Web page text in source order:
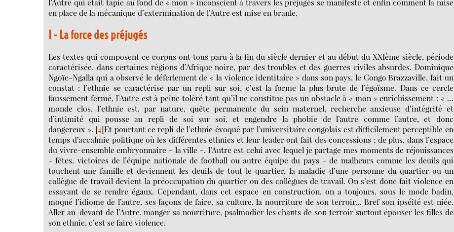
l’Autre qui était tapie au fond de « mon » inconscient à travers les préjugés se manifeste et enfin comment la mise
en place de la mécanique d’extermination de l’Autre est mise en branle.
I - La force des préjugés
Les textes qui composent ce corpus ont tous paru à la fin du siècle dernier et au début du XXIème siècle, période
caractérisée, dans certaines régions d’Afrique noire, par des troubles et des guerres civiles absurdes. Dominique
Ngoïe-Ngalla qui a observé le déferlement de « la violence identitaire » dans son pays, le Congo Brazzaville, fait un
constat : l’ethnie se caractérise par un repli sur soi, c’est la forme la plus brute de l’égoïsme. Dans ce cercle
faussement fermé, l’Autre est à peine toléré tant qu’il ne constitue pas un obstacle à « mon » enrichissement : « …
monde clos, l’ethnie est, par nature, quête permanente du sein maternel, recherche anxieuse d’intégrité et
d’intimité qui pousse au repli de soi sur soi, et engendre la phobie de l’autre comme l’autre, et donc
dangereux ». [4]Et pourtant ce repli de l’ethnie évoqué par l’universitaire congolais est difficilement perceptible en
temps d’accalmie politique où les différentes ethnies et leur leader ont fait des concessions ; de plus, dans l’espace
du vivre-ensemble embryonnaire - la ville -, l’Autre est celui avec lequel je partage mes moments de réjouissances
- fêtes, victoires de l’équipe nationale de football ou autre équipe du pays - de malheurs comme les deuils qui
touchent une famille et deviennent les deuils de tout le quartier, la maladie d’une personne du quartier ou un
collègue de travail devient la préoccupation du quartier ou des collègues de travail. On s’est donc fait violence en
essayant de se rendre égaux. Cependant, dans cet espace en construction, on a toujours, sous le mode badin,
moqué l’idiome de l’autre, ses façons de faire, sa culture, la nourriture de son terroir… Bref son ipséité est niée.
Aller au-devant de l’Autre, manger sa nourriture, psalmodier les chants de son terroir surtout épouser les filles de
son ethnie, c’est se faire violence.